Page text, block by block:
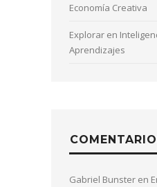
Economía Creativa
Explorar en
Aprendizajes
Gabriel Bunster en